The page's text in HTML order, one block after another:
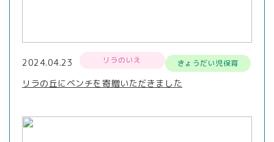
2024.04.23 リラのいえ きょうだい児保育
リラの丘にベンチを寄贈いただきました